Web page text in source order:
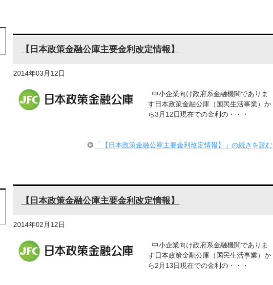
【日本政策金融公庫主要金利改定情報】
2014年03月12日
中小企業向け政府系金融機関でありま
す日本政策金融公庫（国民生活事業）か
ら3月12日現在での金利の・・・
「【日本政策金融公庫主要金利改定情報】」の続きを読む
【日本政策金融公庫主要金利改定情報】
2014年02月12日
中小企業向け政府系金融機関でありま
す日本政策金融公庫（国民生活事業）か
ら2月13日現在での金利の・・・